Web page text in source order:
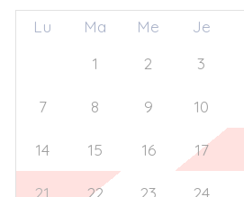
Lu Ma Me Je
1 2 3
7 8 9 10
14 15 16 17
21 22 23 24